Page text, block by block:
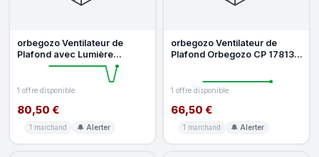
orbegozo Ventilateur de
Plafond avec Lumière
Orbegozo CP 172132 35W
1 offre disponible
80,50 €
1 marchand 🔔 Alerter
orbegozo Ventilateur de
Plafond Orbegozo CP 178132
1 offre disponible
66,50 €
1 marchand 🔔 Alerter